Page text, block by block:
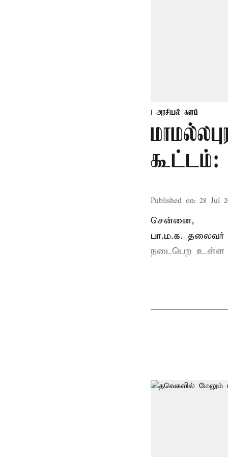
அரசியல் களம்
கூட்டம்:
Published on: 28 Jul
சென்னை,
பா.ம.க. தலைவர்
நடைபெற உள்ள